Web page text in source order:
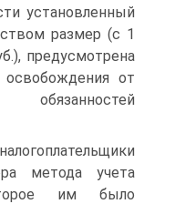
установленный
размер (с 1
предусмотрена
освобождения от
метода учета
им было